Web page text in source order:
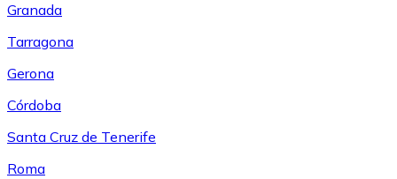
Granada
Tarragona
Gerona
Córdoba
Santa Cruz de Tenerife
Roma